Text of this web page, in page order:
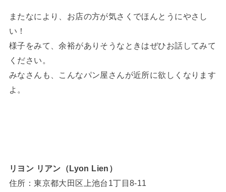
またなにより、お店の方が気さくでほんとうにやさし
い！
様子をみて、余裕がありそうなときはぜひお話してみて
ください。
みなさんも、こんなパン屋さんが近所に欲しくなります
よ。
リヨン リアン（Lyon Lien）
住所：東京都大田区上池台1丁目8-11